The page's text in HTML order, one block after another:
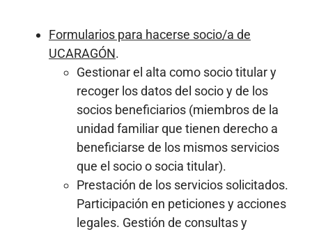
Formularios para hacerse socio/a de
UCARAGÓN.
Gestionar el alta como socio titular y
recoger los datos del socio y de los
socios beneficiarios (miembros de la
unidad familiar que tienen derecho a
beneficiarse de los mismos servicios
que el socio o socia titular).
Prestación de los servicios solicitados.
Participación en peticiones y acciones
legales. Gestión de consultas y